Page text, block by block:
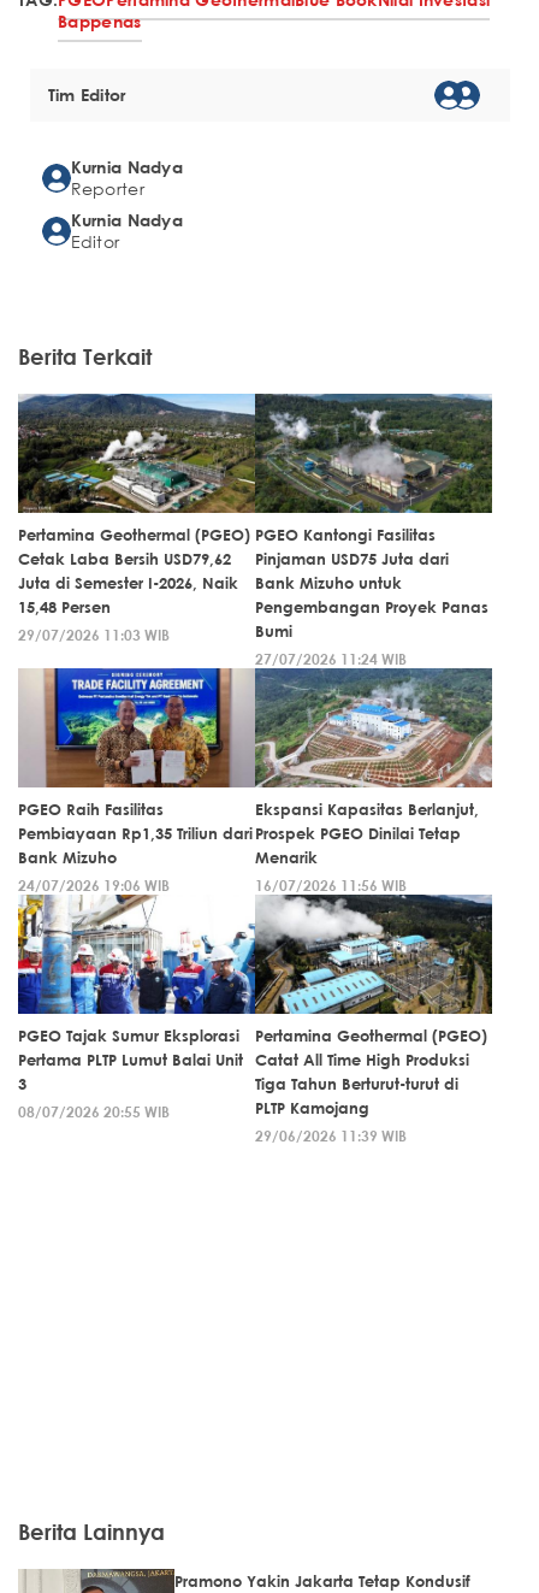
Bappenas
Tim Editor
Kurnia Nadya
Reporter
Kurnia Nadya
Editor
Berita Terkait
Pertamina Geothermal (PGEO)
Cetak Laba Bersih USD79,62
Juta di Semester I-2026, Naik
15,48 Persen
29/07/2026 11:03 WIB
PGEO Kantongi Fasilitas
Pinjaman USD75 Juta dari
Bank Mizuho untuk
Pengembangan Proyek Panas
Bumi
27/07/2026 11:24 WIB
PGEO Raih Fasilitas
Pembiayaan Rp1,35 Triliun dari
Bank Mizuho
24/07/2026 19:06 WIB
Ekspansi Kapasitas Berlanjut,
Prospek PGEO Dinilai Tetap
Menarik
16/07/2026 11:56 WIB
PGEO Tajak Sumur Eksplorasi
Pertama PLTP Lumut Balai Unit
3
08/07/2026 20:55 WIB
Pertamina Geothermal (PGEO)
Catat All Time High Produksi
Tiga Tahun Berturut-turut di
PLTP Kamojang
29/06/2026 11:39 WIB
Berita Lainnya
Pramono Yakin Jakarta Tetap Kondusif